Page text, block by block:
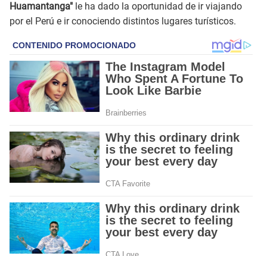
Huamantanga" le ha dado la oportunidad de ir viajando
por el Perú e ir conociendo distintos lugares turísticos.